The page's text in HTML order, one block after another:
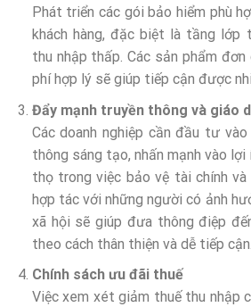
Phát triển các gói bảo hiểm phù
khách hàng, đặc biệt là tầng lớp
thu nhập thấp. Các sản phẩm đơn
phí hợp lý sẽ giúp tiếp cận được
Đẩy mạnh truyền thông và giáo
Các doanh nghiệp cần đầu tư
thông sáng tạo, nhấn mạnh vào lợi
thọ trong việc bảo vệ tài chính và
hợp tác với những người có ảnh
xã hội sẽ giúp đưa thông điệp
theo cách thân thiện và dễ tiếp cận.
Chính sách ưu đãi thuế
Việc xem xét giảm thuế thu nhập